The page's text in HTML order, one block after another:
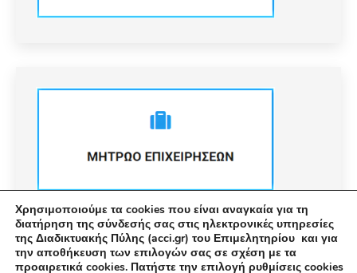
Χρησιμοποιούμε τα cookies που είναι αναγκαία για τη
διατήρηση της σύνδεσής σας στις ηλεκτρονικές υπηρεσίες
της Διαδικτυακής Πύλης (acci.gr) του Επιμελητηρίου και για
την αποθήκευση των επιλογών σας σε σχέση με τα
προαιρετικά cookies. Πατήστε την επιλογή ρυθμίσεις cookies